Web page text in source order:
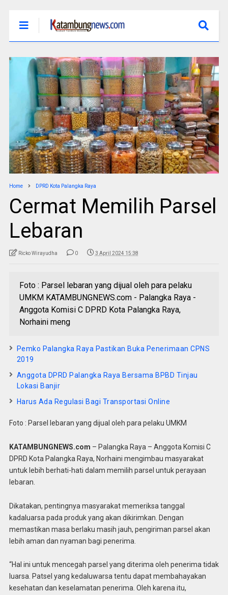
Home DPRD Kota Palangka Raya
Cermat Memilih Parsel
Lebaran
Ricko Wirayudha 0 3 April 2024 15:38
Foto : Parsel lebaran yang dijual oleh para pelaku
UMKM KATAMBUNGNEWS.com - Palangka Raya -
Anggota Komisi C DPRD Kota Palangka Raya,
Norhaini meng
Pemko Palangka Raya Pastikan Buka Penerimaan CPNS
2019
Anggota DPRD Palangka Raya Bersama BPBD Tinjau
Lokasi Banjir
Harus Ada Regulasi Bagi Transportasi Online
Foto : Parsel lebaran yang dijual oleh para pelaku UMKM
KATAMBUNGNEWS.com – Palangka Raya – Anggota Komisi C
DPRD Kota Palangka Raya, Norhaini mengimbau masyarakat
untuk lebih berhati-hati dalam memilih parsel untuk perayaan
lebaran.
Dikatakan, pentingnya masyarakat memeriksa tanggal
kadaluarsa pada produk yang akan dikirimkan. Dengan
memastikan masa berlaku masih jauh, pengiriman parsel akan
lebih aman dan nyaman bagi penerima.
“Hal ini untuk mencegah parsel yang diterima oleh penerima tidak
luarsa. Patsel yang kedaluwarsa tentu dapat membahayakan
kesehatan dan keselamatan penerima. Oleh karena itu,